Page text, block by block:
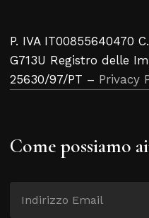
P. IVA IT00855640470
G713U Registro delle
25630/97/PT – Privacy
Come possiamo